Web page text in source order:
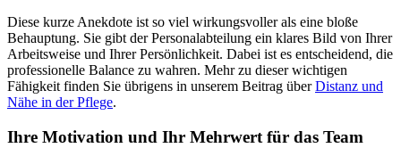
Diese kurze Anekdote ist so viel wirkungsvoller als eine bloße
Behauptung. Sie gibt der Personalabteilung ein klares Bild von Ihrer
Arbeitsweise und Ihrer Persönlichkeit. Dabei ist es entscheidend, die
professionelle Balance zu wahren. Mehr zu dieser wichtigen
Fähigkeit finden Sie übrigens in unserem Beitrag überDistanz und
Nähe in der Pflege.
Ihre Motivation und Ihr Mehrwert für das Team